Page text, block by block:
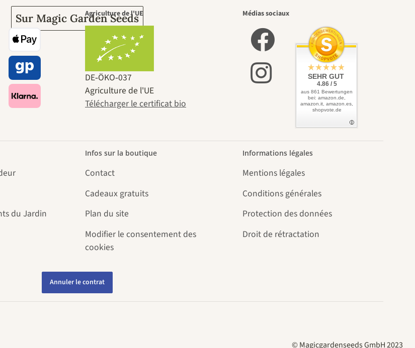
Sur Magic Garden Seeds
Agriculture de l'UE
DE‑ÖKO‑037
Agriculture de l'UE
Télécharger le certificat bio
Médias sociaux
SEHR GUT
4.86 / 5
aus 861 Bewertungen
bei: amazon.de,
amazon.it, amazon.es,
shopvote.de
du Jardin
Infos sur la boutique
Contact
Cadeaux gratuits
Plan du site
Modifier le consentement des
cookies
Informations légales
Mentions légales
Conditions générales
Protection des données
Droit de rétractation
Annuler le contrat
© Magicgardenseeds GmbH 2023